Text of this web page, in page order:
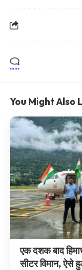
You Might Also
एक दशक बाद
सीटर विमान, ऐसे